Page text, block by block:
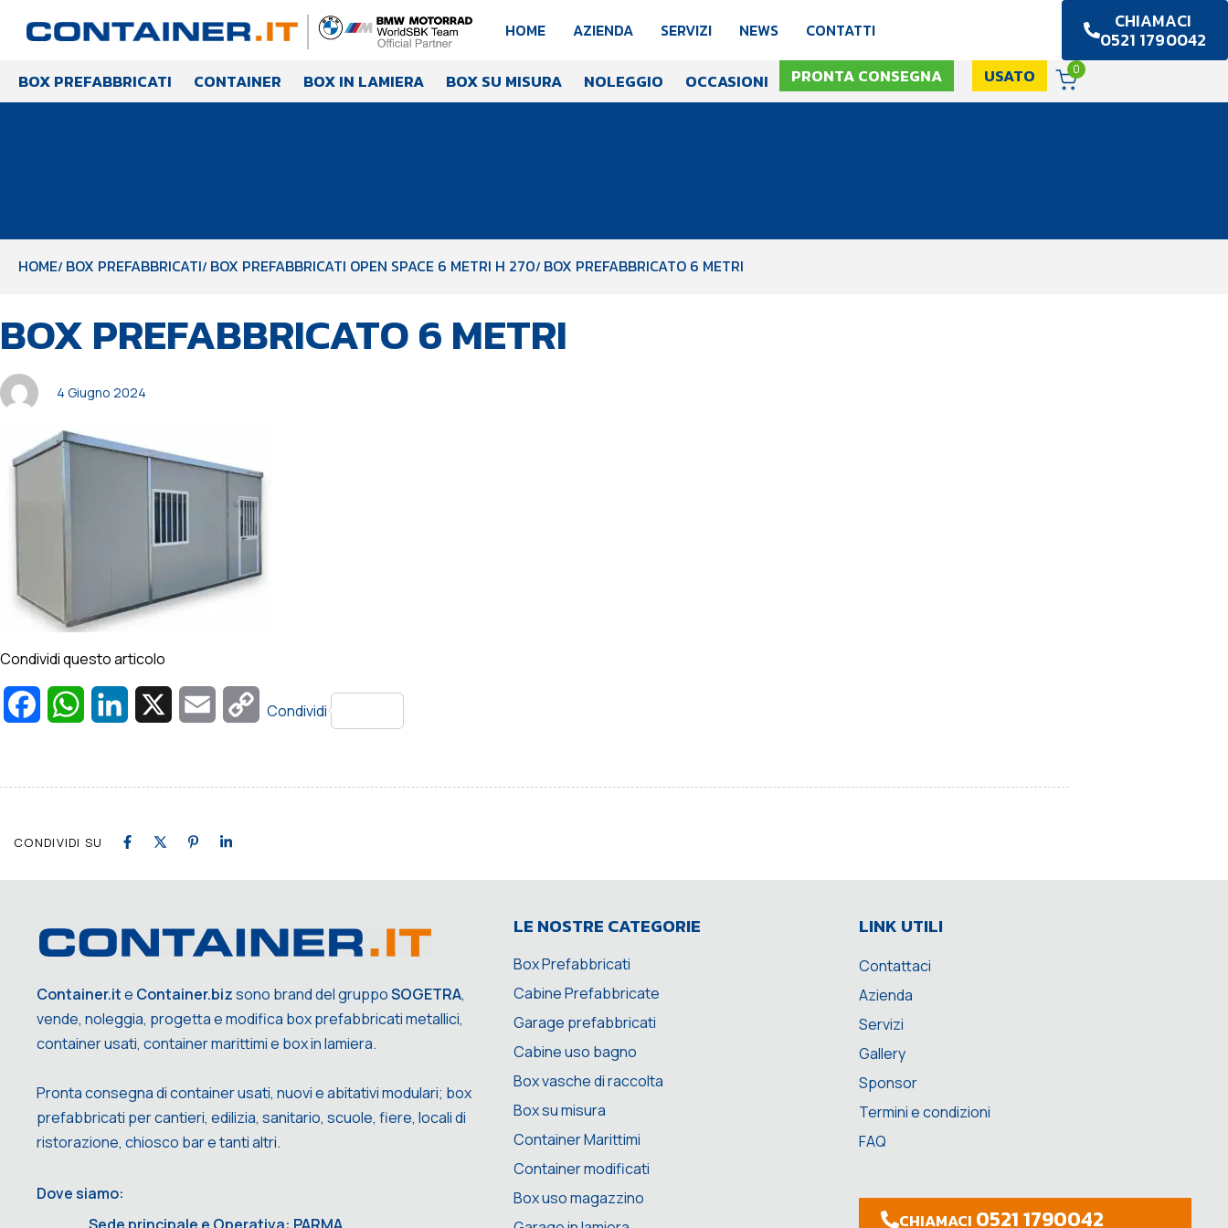
HOME AZIENDA SERVIZI NEWS CONTATTI CHIAMACI
0521 1790042
BOX PREFABBRICATI CONTAINER BOX IN LAMIERA BOX SU MISURA NOLEGGIO OCCASIONI PRONTA CONSEGNA USATO 0
HOME BOX PREFABBRICATI BOX PREFABBRICATI OPEN SPACE 6 METRI H 270 BOX PREFABBRICATO 6 METRI
IN:
BOX PREFABBRICATO 6 METRI
il:
4 Giugno 2024
Condividi questo articolo
FacebookWhatsAppLinkedIn Email
Copy
Condividi
CONDIVIDI SU
Container.ite Container.bizsono brand del gruppoSOGETRA,
vende, noleggia, progetta e modifica box prefabbricati metallici,
container usati, container marittimi e box in lamiera.
Pronta consegna di container usati, nuovi e abitativi modulari; box
prefabbricati per cantieri, edilizia, sanitario, scuole, fiere, locali di
ristorazione, chiosco bar e tanti altri.
Dove siamo:
Sede principale e Operativa: PARMA
LE NOSTRE CATEGORIE
Box Prefabbricati
Cabine Prefabbricate
Garage prefabbricati
Cabine uso bagno
Box vasche di raccolta
Box su misura
Container Marittimi
Container modificati
Box uso magazzino
LINK UTILI
Contattaci
Azienda
Servizi
Gallery
Sponsor
Termini e condizioni
FAQ
CHIAMACI 0521 1790042